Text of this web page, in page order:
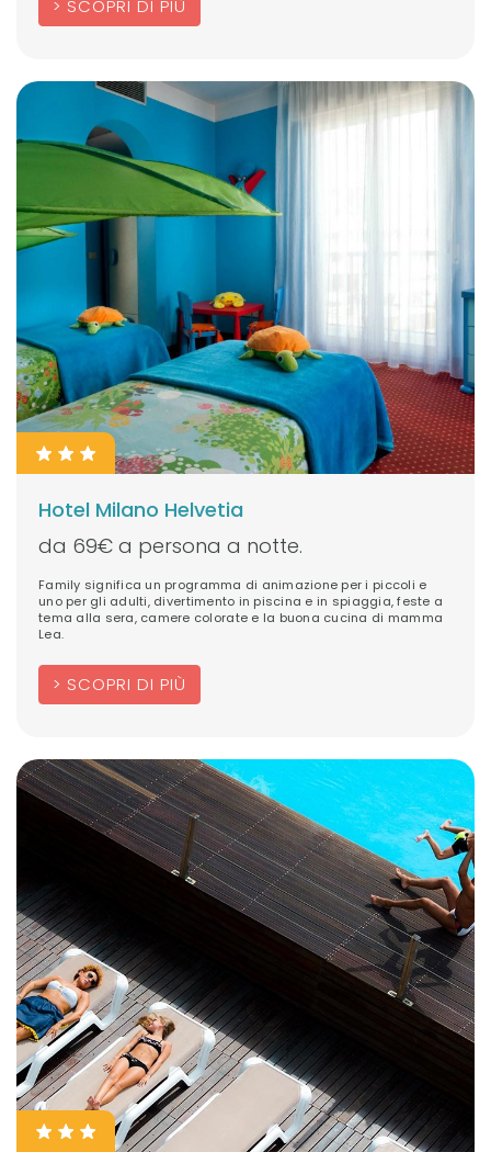
SCOPRI DI PIÙ
Hotel Milano Helvetia
da 69€ a persona a notte.
Family significa un programma di animazione per i piccoli e
uno per gli adulti, divertimento in piscina e in spiaggia, feste a
tema alla sera, camere colorate e la buona cucina di mamma
Lea.
SCOPRI DI PIÙ